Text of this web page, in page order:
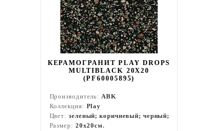
КЕРАМОГРАНИТ PLAY DROPS
MULTIBLACK 20Х20
(PF60005895)
Производитель:ABK
Коллекция: Play
Цвет: зеленый; коричневый; черный;
Размер: 20x20см.